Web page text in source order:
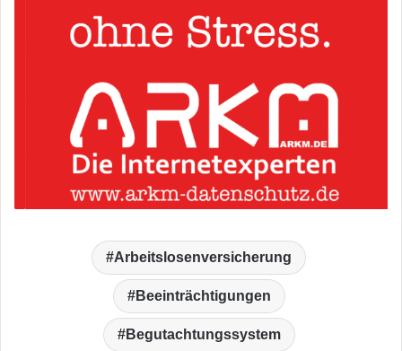
Arbeitslosenversicherung
Beeinträchtigungen
Begutachtungssystem